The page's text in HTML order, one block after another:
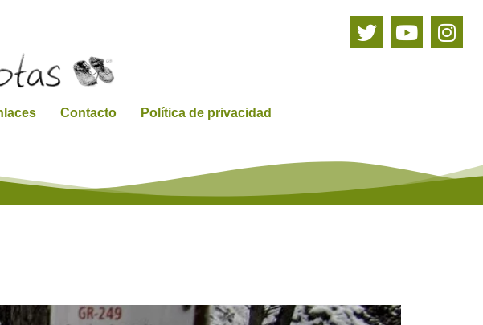
Contacto Política de privacidad